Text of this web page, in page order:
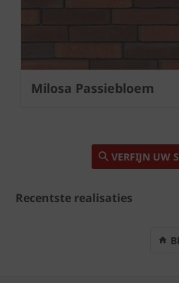
Milosa Passiebloem
VERFIJN UW
Recentste realisaties